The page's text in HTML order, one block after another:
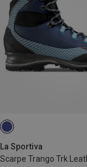
La Sportiva
37.5